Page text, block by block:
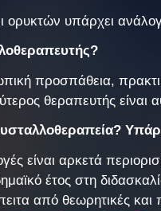
ορυκτών υπάρχει
προσπάθεια,
θεραπευτής είναι
είναι αρκετά
έτος στη
από θεωρητικές